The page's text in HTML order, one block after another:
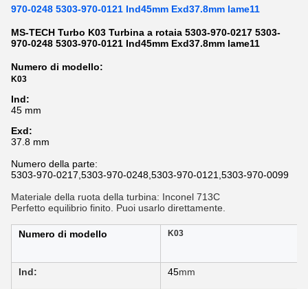
970-0248 5303-970-0121 Ind45mm Exd37.8mm lame11
MS-TECH Turbo K03 Turbina a rotaia 5303-970-0217 5303-
970-0248 5303-970-0121 Ind45mm Exd37.8mm lame11
Numero di modello:
K03
Ind:
45 mm
Exd:
37.8 mm
Numero della parte:
5303-970-0217,5303-970-0248,5303-970-0121,5303-970-0099
Materiale della ruota della turbina: Inconel 713C
Perfetto equilibrio finito. Puoi usarlo direttamente.
Numero di modello K03
Ind: 45mm